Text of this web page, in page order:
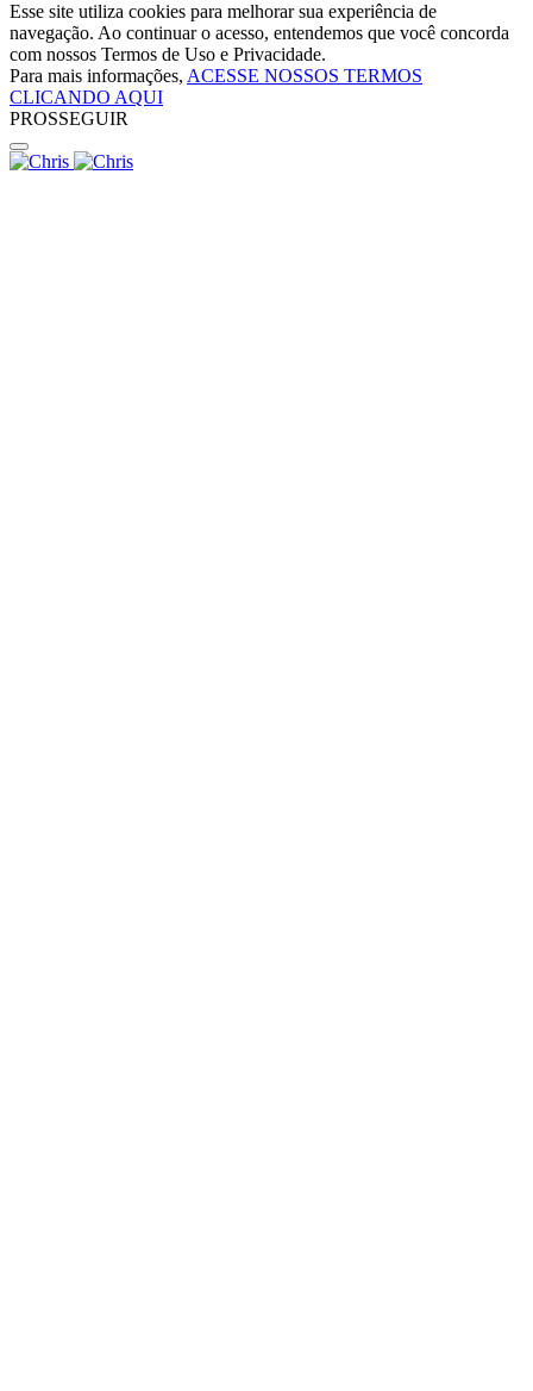
Esse site utiliza cookies para melhorar sua experiência de
navegação. Ao continuar o acesso, entendemos que você concorda
com nossos Termos de Uso e Privacidade.
Para mais informações, ACESSE NOSSOS TERMOS
CLICANDO AQUI
PROSSEGUIR